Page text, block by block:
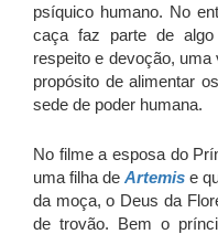
psíquico humano. No
caça faz parte de
respeito e devoção,
propósito de alimentar
sede de poder humana.
No filme a esposa do
uma filha deArtemise
da moça, o Deus da
de trovão. Bem o